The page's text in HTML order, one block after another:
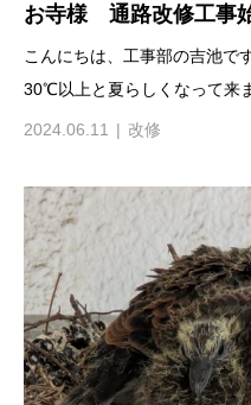
お寺様 通路改修工事
こんにちは、工事部の吉池で
30℃以上と夏らしくなって来
2024.06.11 改修